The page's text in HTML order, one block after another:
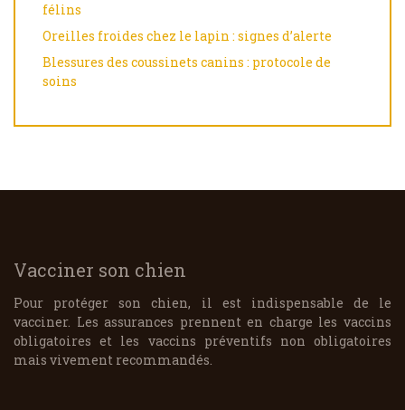
félins
Oreilles froides chez le lapin : signes d’alerte
Blessures des coussinets canins : protocole de
soins
Vacciner son chien
Pour protéger son chien, il est indispensable de le
vacciner. Les assurances prennent en charge les vaccins
obligatoires et les vaccins préventifs non obligatoires
mais vivement recommandés.